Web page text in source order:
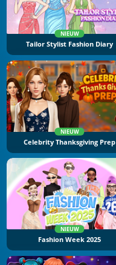
NIEUW
Tailor Stylist Fashion Diary
NIEUW
Celebrity Thanksgiving Prep
NIEUW
Fashion Week 2025